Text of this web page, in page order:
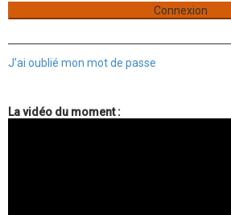
n
J’ai oublié mon mot de passe
La vidéo du moment :